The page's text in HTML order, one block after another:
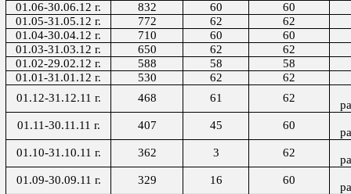
01.06-30.06.12 г.
832 60
60
01.05-31.05.12 г.
772 62
62
01.04-30.04.12 г.
710 60
60
01.03-31.03.12 г.
650 62
62
01.02-29.02.12 г.
588 58
58
01.01-31.01.12 г.
530 62
62
01.12-31.12.11 г.
468 61 62
01.11-30.11.11 г.
407 45 60
01.10-31.10.11 г.
362 3 62
01.09-30.09.11 г.
329 16 60